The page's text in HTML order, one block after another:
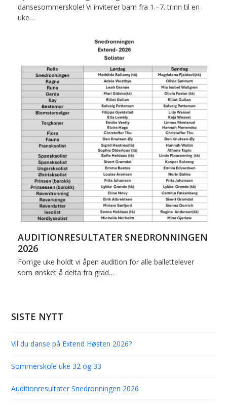
dansesommerskole! Vi inviterer barn fra 1.–7. trinn til en
uke…
AUDITIONRESULTATER SNEDRONNINGEN
2026
Forrige uke holdt vi åpen audition for alle ballettelever
som ønsket å delta fra grad…
SISTE NYTT
Vil du danse på Extend Høsten 2026?
Sommerskole uke 32 og 33
Auditionresultater Snedronningen 2026